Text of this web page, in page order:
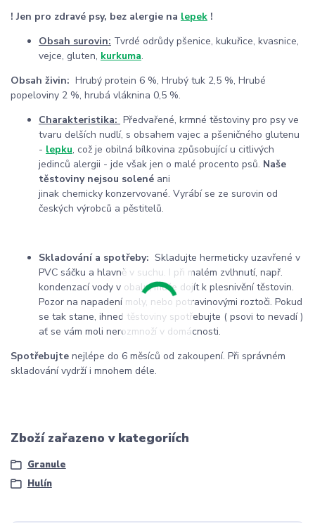
! Jen pro zdravé psy, bez alergie na lepek !
Obsah surovin: Tvrdé odrůdy pšenice, kukuřice, kvasnice,
vejce, gluten, kurkuma.
Obsah živin: Hrubý protein 6 %, Hrubý tuk 2,5 %, Hrubé
popeloviny 2 %, hrubá vláknina 0,5 %.
Charakteristika: Předvařené, krmné těstoviny pro psy ve
tvaru delších nudlí, s obsahem vajec a pšeničného glutenu
- lepku, což je obilná bílkovina způsobující u citlivých
jedinců alergii - jde však jen o malé procento psů. Naše
těstoviny nejsou solené ani
jinak chemicky konzervované. Vyrábí se ze surovin od
českých výrobců a pěstitelů.
Skladování a spotřeby: Skladujte hermeticky uzavřené v
PVC sáčku a hlavně v suchu. I při malém zvlhnutí, např.
kondenzací vody v obalu, může dojít k plesnivění těstovin.
Pozor na napadení moly, nebo potravinovými roztoči. Pokud
se tak stane, ihned těstoviny spotřebujte ( psovi to nevadí )
ať se vám moli nerozmnoží v domácnosti.
Spotřebujte nejlépe do 6 měsíců od zakoupení. Při správném
skladování vydrží i mnohem déle.
Zboží zařazeno v kategoriích
Granule
Hulín